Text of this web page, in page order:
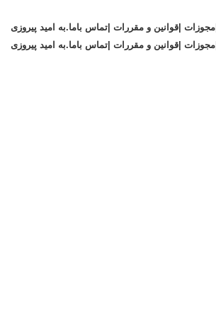
مجوزات | قوانین و مقررات | تماس باما.به امید پیروزی
مجوزات | قوانین و مقررات | تماس باما.به امید پیروزی